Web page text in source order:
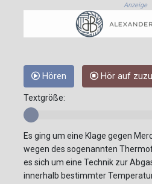
Anzeige
Hören Hör auf
Textgröße:
Es ging um eine Klage gegen
wegen des sogenannten
es sich um eine Technik zur
innerhalb bestimmter